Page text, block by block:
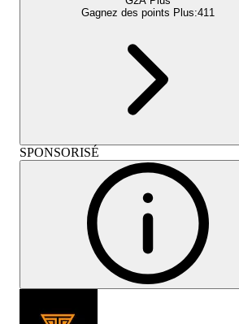
Gagnez des points Plus:411
SPONSORISÉ